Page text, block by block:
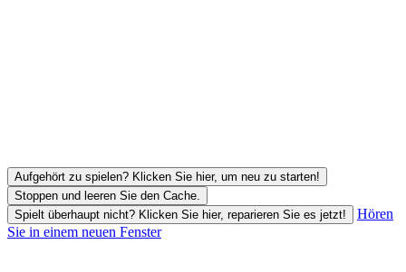
Aufgehört zu spielen? Klicken Sie hier, um neu zu starten!
Stoppen und leeren Sie den Cache.
Spielt überhaupt nicht? Klicken Sie hier, reparieren Sie es jetzt!
Hören
Sie in einem neuen Fenster